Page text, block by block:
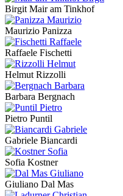
Birgit Mair am Tinkhof
Maurizio Panizza
Raffaele Fischetti
Helmut Rizzolli
Barbara Bergnach
Pietro Puntil
Gabriele Biancardi
Sofia Kostner
Giuliano Dal Mas